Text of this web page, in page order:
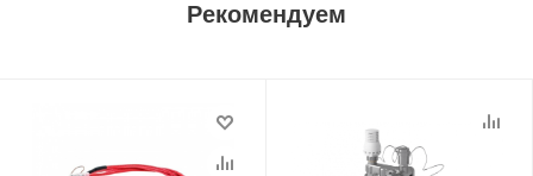
Рекомендуем